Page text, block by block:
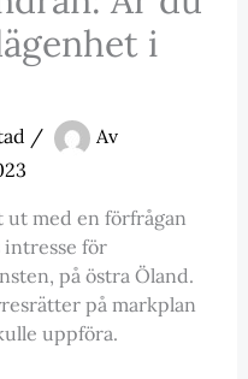
i
/
Av
ut med en förfrågan
intresse för
på östra Öland.
på markplan
uppföra.